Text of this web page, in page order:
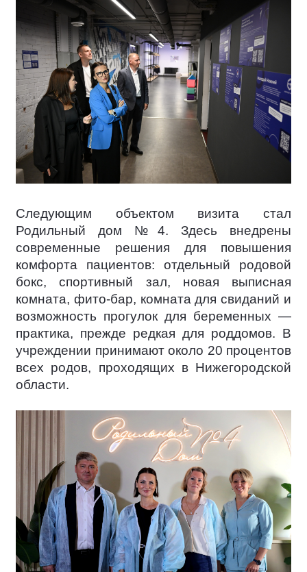
Следующим объектом визита стал
Родильный дом №4. Здесь внедрены
современные решения для повышения
комфорта пациентов: отдельный родовой
бокс, спортивный зал, новая выписная
комната, фито-бар, комната для свиданий и
возможность прогулок для беременных —
практика, прежде редкая для роддомов. В
учреждении принимают около 20 процентов
всех родов, проходящих в Нижегородской
области.